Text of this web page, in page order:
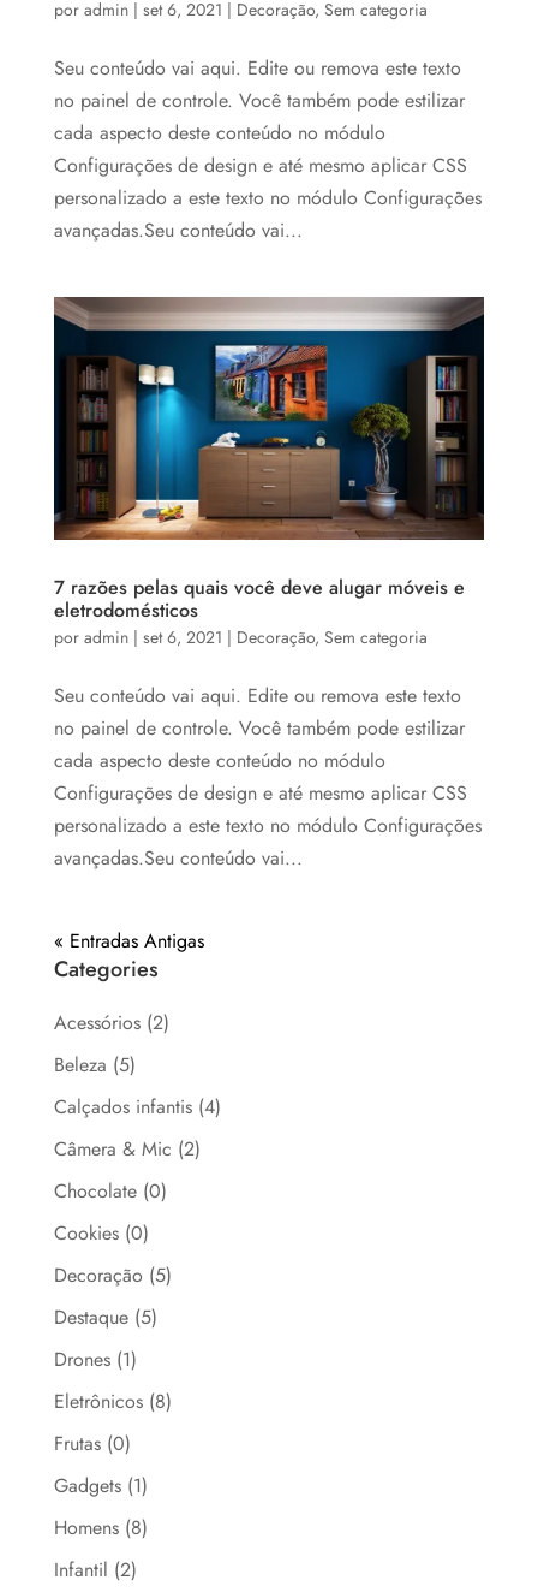
por admin| set 6, 2021 | Decoração, Sem categoria
Seu conteúdo vai aqui. Edite ou remova este texto
no painel de controle. Você também pode estilizar
cada aspecto deste conteúdo no módulo
Configurações de design e até mesmo aplicar CSS
personalizado a este texto no módulo Configurações
avançadas.Seu conteúdo vai...
7 razões pelas quais você deve alugar móveis e
eletrodomésticos
por admin| set 6, 2021 | Decoração, Sem categoria
Seu conteúdo vai aqui. Edite ou remova este texto
no painel de controle. Você também pode estilizar
cada aspecto deste conteúdo no módulo
Configurações de design e até mesmo aplicar CSS
personalizado a este texto no módulo Configurações
avançadas.Seu conteúdo vai...
« Entradas Antigas
Categories
Acessórios (2)
Beleza (5)
Calçados infantis (4)
Câmera & Mic (2)
Chocolate (0)
Cookies (0)
Decoração (5)
Destaque (5)
Drones (1)
Eletrônicos (8)
Frutas (0)
Gadgets (1)
Homens (8)
Infantil (2)